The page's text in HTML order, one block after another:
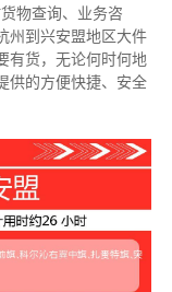
物查询、业务咨
州到兴安盟地区大件
有货，无论何时何地
供的方便快捷、安全